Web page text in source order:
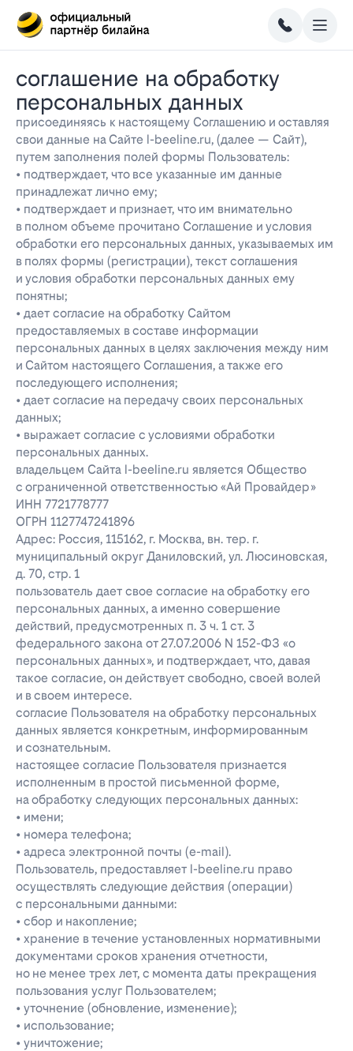
соглашение на обработку
персональных данных
присоединяясь к настоящему Соглашению и оставляя
свои данные на Сайте l-beeline.ru, (далее — Сайт),
путем заполнения полей формы Пользователь:
• подтверждает, что все указанные им данные
принадлежат лично ему;
• подтверждает и признает, что им внимательно
в полном объеме прочитано Соглашение и условия
обработки его персональных данных, указываемых им
в полях формы (регистрации), текст соглашения
и условия обработки персональных данных ему
понятны;
• дает согласие на обработку Сайтом
предоставляемых в составе информации
персональных данных в целях заключения между ним
и Сайтом настоящего Соглашения, а также его
последующего исполнения;
• дает согласие на передачу своих персональных
данных;
• выражает согласие с условиями обработки
персональных данных.
владельцем Сайта l-beeline.ru является Общество
с ограниченной ответственностью «Ай Провайдер»
ИНН 7721778777
ОГРН 1127747241896
Адрес: Россия, 115162, г. Москва, вн. тер. г.
муниципальный округ Даниловский, ул. Люсиновская,
д. 70, стр. 1
пользователь дает свое согласие на обработку его
персональных данных, а именно совершение
действий, предусмотренных п. 3 ч. 1 ст. 3
федерального закона от 27.07.2006 N 152-ФЗ «о
персональных данных», и подтверждает, что, давая
такое согласие, он действует свободно, своей волей
и в своем интересе.
согласие Пользователя на обработку персональных
данных является конкретным, информированным
и сознательным.
настоящее согласие Пользователя признается
исполненным в простой письменной форме,
на обработку следующих персональных данных:
• имени;
• номера телефона;
• адреса электронной почты (e-mail).
Пользователь, предоставляет l-beeline.ru право
осуществлять следующие действия (операции)
с персональными данными:
• сбор и накопление;
• хранение в течение установленных нормативными
документами сроков хранения отчетности,
но не менее трех лет, с момента даты прекращения
пользования услуг Пользователем;
• уточнение (обновление, изменение);
• использование;
• уничтожение;